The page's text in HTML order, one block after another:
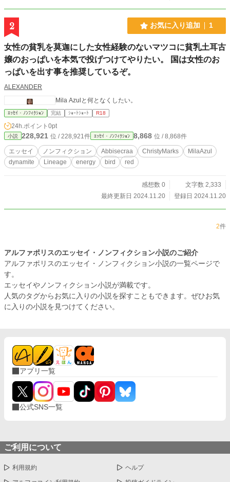
2 お気に入り追加 1
女性の貧乳を莫迦にした女性経験のないマツコに貧乳土耳古
嬢のおっぱいを本気で投げつけてやりたい。 国は女性のお
っぱいを出す事を推奨しているぞ。
ALEXANDER
Mila Azulと何となくしたい。
ｴｯｾｲ・ﾉﾝﾌｨｸｼｮﾝ 完結 ｼｮｰﾄｼｮｰﾄ R18
24h.ポイント 0pt
小説 228,921 位 / 228,921件 ｴｯｾｲ・ﾉﾝﾌｨｸｼｮﾝ 8,868 位 / 8,868件
エッセイ ノンフィクション Abbisecraa ChristyMarks
MilaAzul
dynamite
Lineage energy bird red
感想数 0
文字数 2,333
最終更新日 2024.11.20
登録日 2024.11.20
2件
アルファポリスのエッセイ・ノンフィクション小説のご紹介
アルファポリスのエッセイ・ノンフィクション小説の一覧ページで
す。
エッセイやノンフィクション小説が満載です。
人気のタグからお気に入りの小説を探すこともできます。ぜひお気
に入りの小説を見つけてください。
アプリ一覧
公式SNS一覧
ご利用について
利用規約 ヘルプ